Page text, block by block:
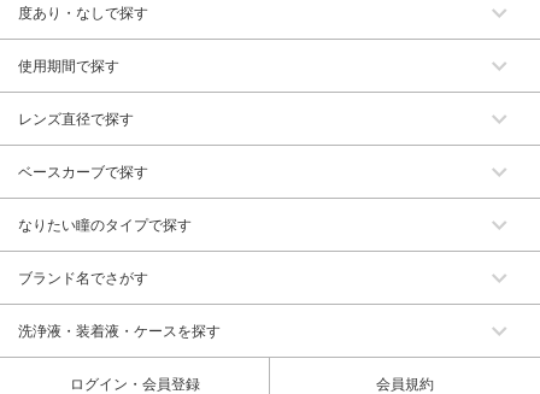
度あり・なしで探す
使用期間で探す
レンズ直径で探す
ベースカーブで探す
なりたい瞳のタイプで探す
ブランド名でさがす
洗浄液・装着液・ケースを探す
ログイン・会員登録 会員規約